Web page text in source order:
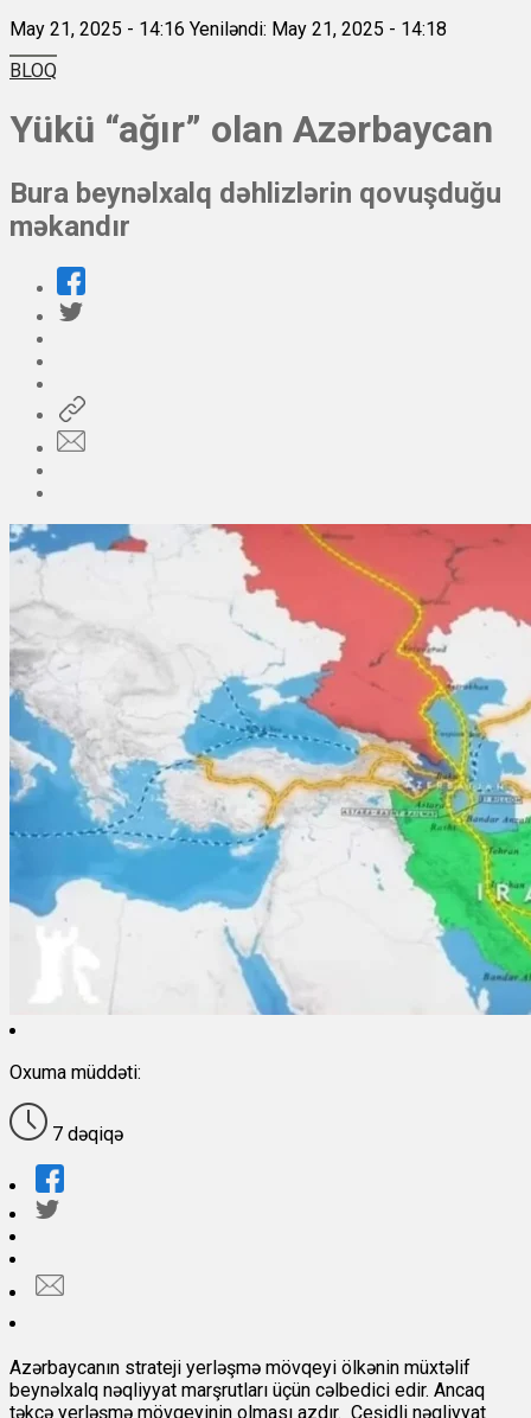
May 21, 2025 - 14:16 Yeniləndi: May 21, 2025 - 14:18
BLOQ
Yükü “ağır” olan Azərbaycan
Bura beynəlxalq dəhlizlərin qovuşduğu
məkandır
Oxuma müddəti:
7 dəqiqə
Azərbaycanın strateji yerləşmə mövqeyi ölkənin müxtəlif
beynəlxalq nəqliyyat marşrutları üçün cəlbedici edir. Ancaq
təkcə yerləşmə mövqeyinin olması azdır. Çeşidli nəqliyyat